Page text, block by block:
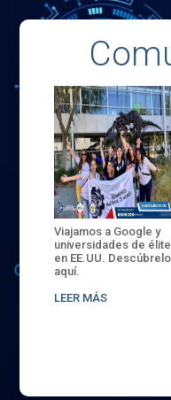
Viajamos a Google y
universidades de élite
en EE.UU. Descúbrelo
aquí.
LEER MÁS